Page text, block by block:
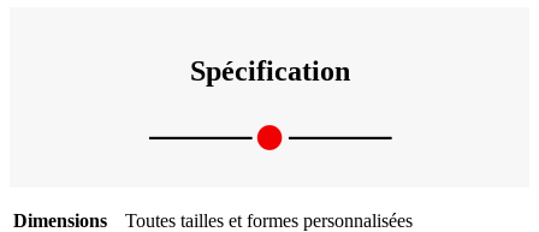
Spécification
Dimensions Toutes tailles et formes personnalisées